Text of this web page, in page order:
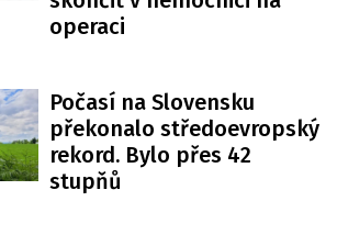
operaci
Počasí na Slovensku
překonalo středoevropský
rekord. Bylo přes 42
stupňů